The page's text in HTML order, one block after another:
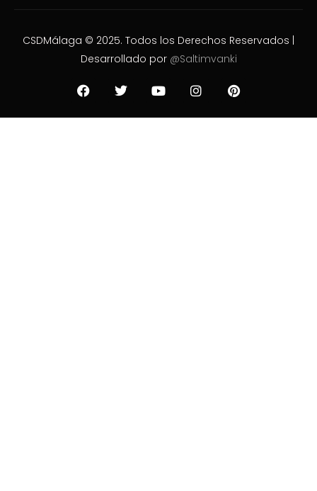
CSDMálaga © 2025. Todos los Derechos Reservados |
Desarrollado por @Saltimvanki